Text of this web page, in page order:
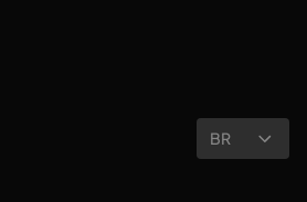
BR